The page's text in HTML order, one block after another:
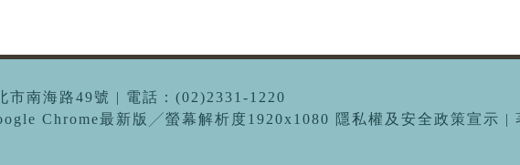
市南海路49號 | 電話：(02)2331-1220
Chrome最新版╱螢幕解析度1920x1080 隱私權及安全政策宣示 |